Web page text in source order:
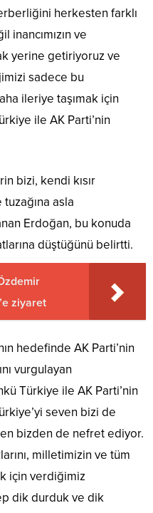
herkesten farklı
ve
yerine getiriyoruz ve
sadece bu
ileriye taşımak için
ile AK Parti’nin
bizi, kendi kısır
asla
Erdoğan, bu konuda
düştüğünü belirtti.
ziyaret
hedefinde AK Parti’nin
vurgulayan
Türkiye ile AK Parti’nin
seven bizi de
bizden de nefret ediyor.
milletimizin ve tüm
için verdiğimiz
dik durduk ve dik